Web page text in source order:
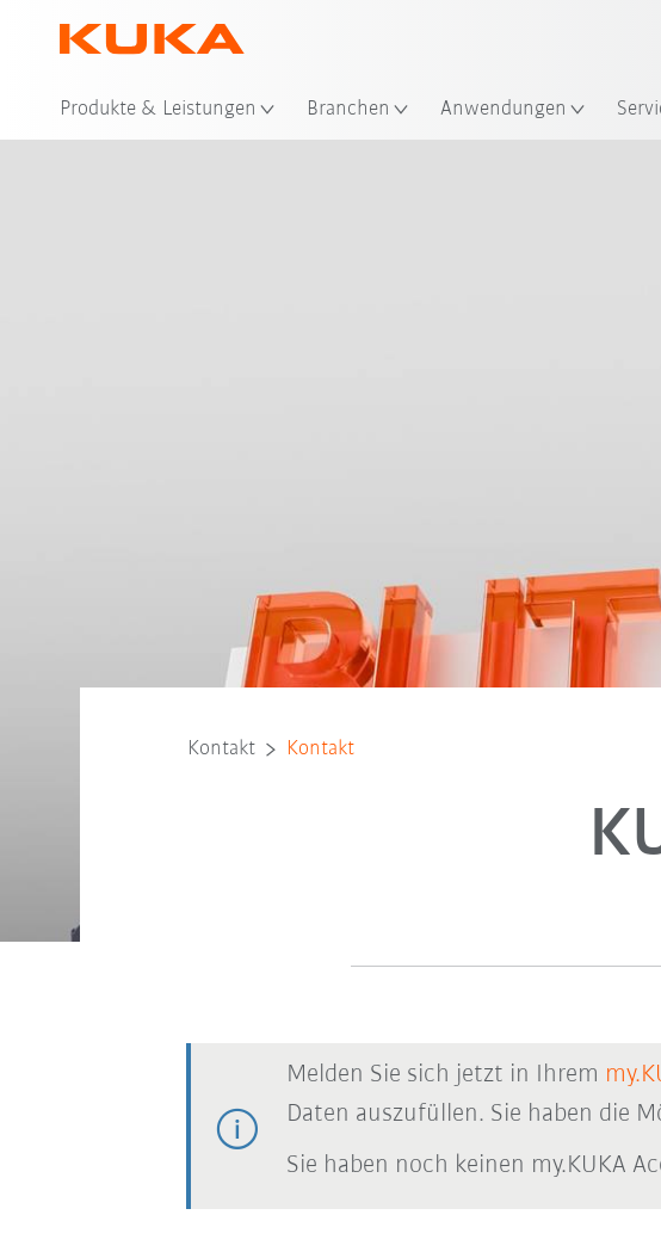
Produkte & Leistungen Branchen Anwendungen
Kontakt Kontakt
Melden Sie sich jetzt in Ihrem
Daten auszufüllen. Sie haben die
Sie haben noch keinen my.KUKA